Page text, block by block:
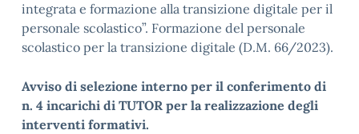
integrata e formazione alla transizione digitale per il
personale scolastico”. Formazione del personale
scolastico per la transizione digitale (D.M. 66/2023).
Avviso di selezione interno per il conferimento di
n. 4 incarichi di TUTOR per la realizzazione degli
interventi formativi.